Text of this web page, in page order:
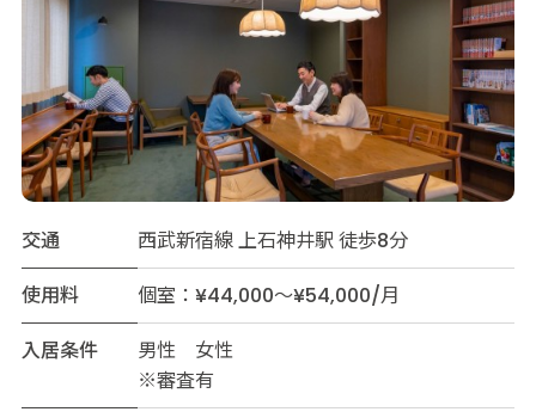
交通
西武新宿線 上石神井駅 徒歩8分
使用料
個室：¥44,000～¥54,000/月
入居条件
男性 女性
※審査有